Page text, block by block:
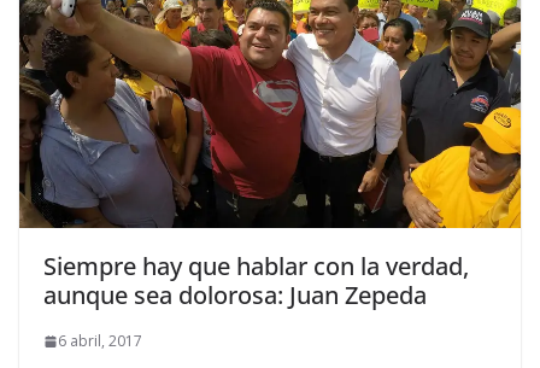
Siempre hay que hablar con la verdad,
aunque sea dolorosa: Juan Zepeda
6 abril, 2017